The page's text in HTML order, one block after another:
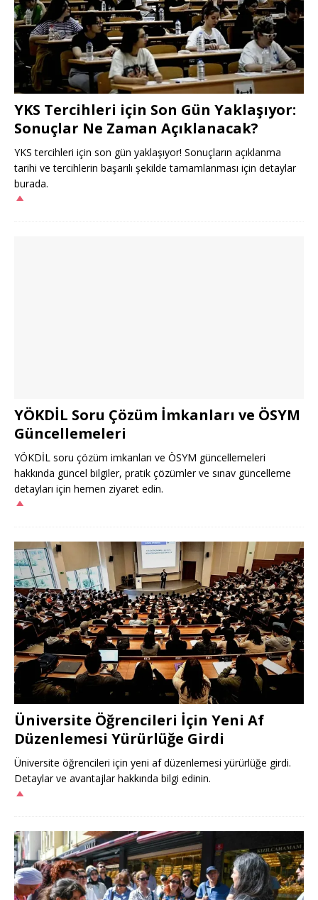
YKS Tercihleri için Son Gün Yaklaşıyor:
Sonuçlar Ne Zaman Açıklanacak?
YKS tercihleri için son gün yaklaşıyor! Sonuçların açıklanma
tarihi ve tercihlerin başarılı şekilde tamamlanması için detaylar
burada.
YÖKDİL Soru Çözüm İmkanları ve ÖSYM
Güncellemeleri
YÖKDİL soru çözüm imkanları ve ÖSYM güncellemeleri
hakkında güncel bilgiler, pratik çözümler ve sınav güncelleme
detayları için hemen ziyaret edin.
Üniversite Öğrencileri İçin Yeni Af
Düzenlemesi Yürürlüğe Girdi
Üniversite öğrencileri için yeni af düzenlemesi yürürlüğe girdi.
Detaylar ve avantajlar hakkında bilgi edinin.